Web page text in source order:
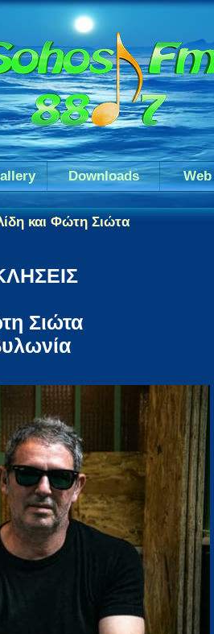
Downloads
και Φώτη Σιώτα
Σιώτα